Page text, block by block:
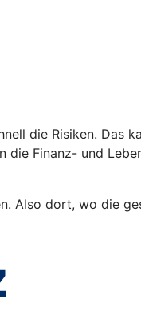
die Risiken. Das
die Finanz- und
Also dort, wo die